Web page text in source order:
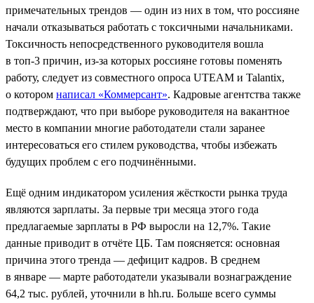
примечательных трендов — один из них в том, что россияне
начали отказываться работать с токсичными начальниками.
Токсичность непосредственного руководителя вошла
в топ-3 причин, из-за которых россияне готовы поменять
работу, следует из совместного опроса UTEAM и Talantix,
о котором написал «Коммерсант». Кадровые агентства также
подтверждают, что при выборе руководителя на вакантное
место в компании многие работодатели стали заранее
интересоваться его стилем руководства, чтобы избежать
будущих проблем с его подчинёнными.
Ещё одним индикатором усиления жёсткости рынка труда
являются зарплаты. За первые три месяца этого года
предлагаемые зарплаты в РФ выросли на 12,7%. Такие
данные приводит в отчёте ЦБ. Там поясняется: основная
причина этого тренда — дефицит кадров. В среднем
в январе — марте работодатели указывали вознаграждение
64,2 тыс. рублей, уточнили в hh.ru. Больше всего суммы